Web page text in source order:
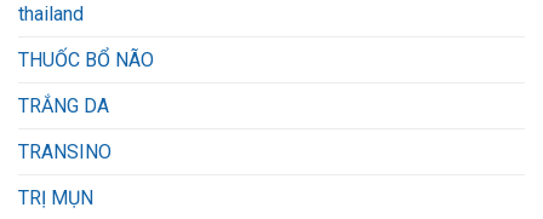
thailand
THUỐC BỔ NÃO
TRẮNG DA
TRANSINO
TRỊ MỤN